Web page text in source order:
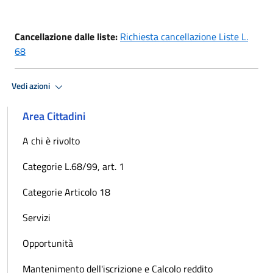
Cancellazione dalle liste: Richiesta cancellazione Liste L.
68
Vedi azioni
Area Cittadini
A chi è rivolto
Categorie L.68/99, art. 1
Categorie Articolo 18
Servizi
Opportunità
Mantenimento dell'iscrizione e Calcolo reddito